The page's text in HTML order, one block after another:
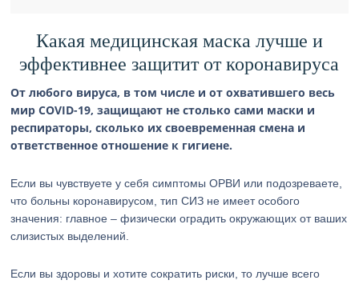
Какая медицинская маска лучше и
эффективнее защитит от коронавируса
От любого вируса, в том числе и от охватившего весь
мир COVID-19, защищают не столько сами маски и
респираторы, сколько их своевременная смена и
ответственное отношение к гигиене.
Если вы чувствуете у себя симптомы ОРВИ или подозреваете,
что больны коронавирусом, тип СИЗ не имеет особого
значения: главное – физически оградить окружающих от ваших
слизистых выделений.
Если вы здоровы и хотите сократить риски, то лучше всего